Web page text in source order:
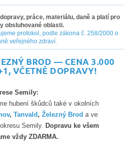
práce, materiálu, daně a platí pro
obsluhované oblasti.
protokol, podle zákona č. 258/2000 o
veřejného zdraví.
BROD — CENA 3.000
VČETNĚ DOPRAVY!
Semily:
hubení škůdců také v okolních
, Tanvald , Železný Brod a ve
Semily. Dopravu ke všem
vždy ZDARMA.